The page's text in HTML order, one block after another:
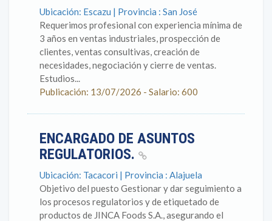
Ubicación: Escazu | Provincia : San José
Requerimos profesional con experiencia mínima de
3 años en ventas industriales, prospección de
clientes, ventas consultivas, creación de
necesidades, negociación y cierre de ventas.
Estudios...
Publicación: 13/07/2026 - Salario: 600
ENCARGADO DE ASUNTOS
REGULATORIOS.
Ubicación: Tacacori | Provincia : Alajuela
Objetivo del puesto Gestionar y dar seguimiento a
los procesos regulatorios y de etiquetado de
productos de JINCA Foods S.A., asegurando el